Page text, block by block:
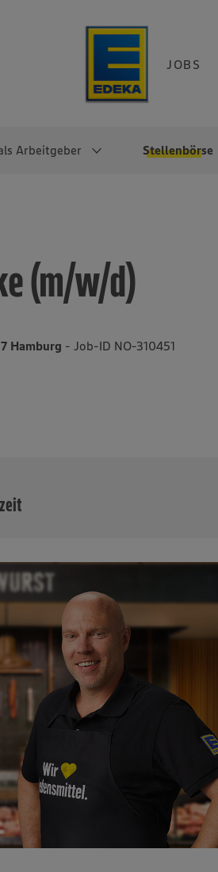
JOBS
Arbeitgeber Stellenbörse
Direkteinstieg
Noch Fragen?
EDEKA-Zentrale
EDEKA Fruchtkontor
EDEKA-
Regionalgesellschaften
(m/w/d)
Hamburg - Job-ID NO-310451